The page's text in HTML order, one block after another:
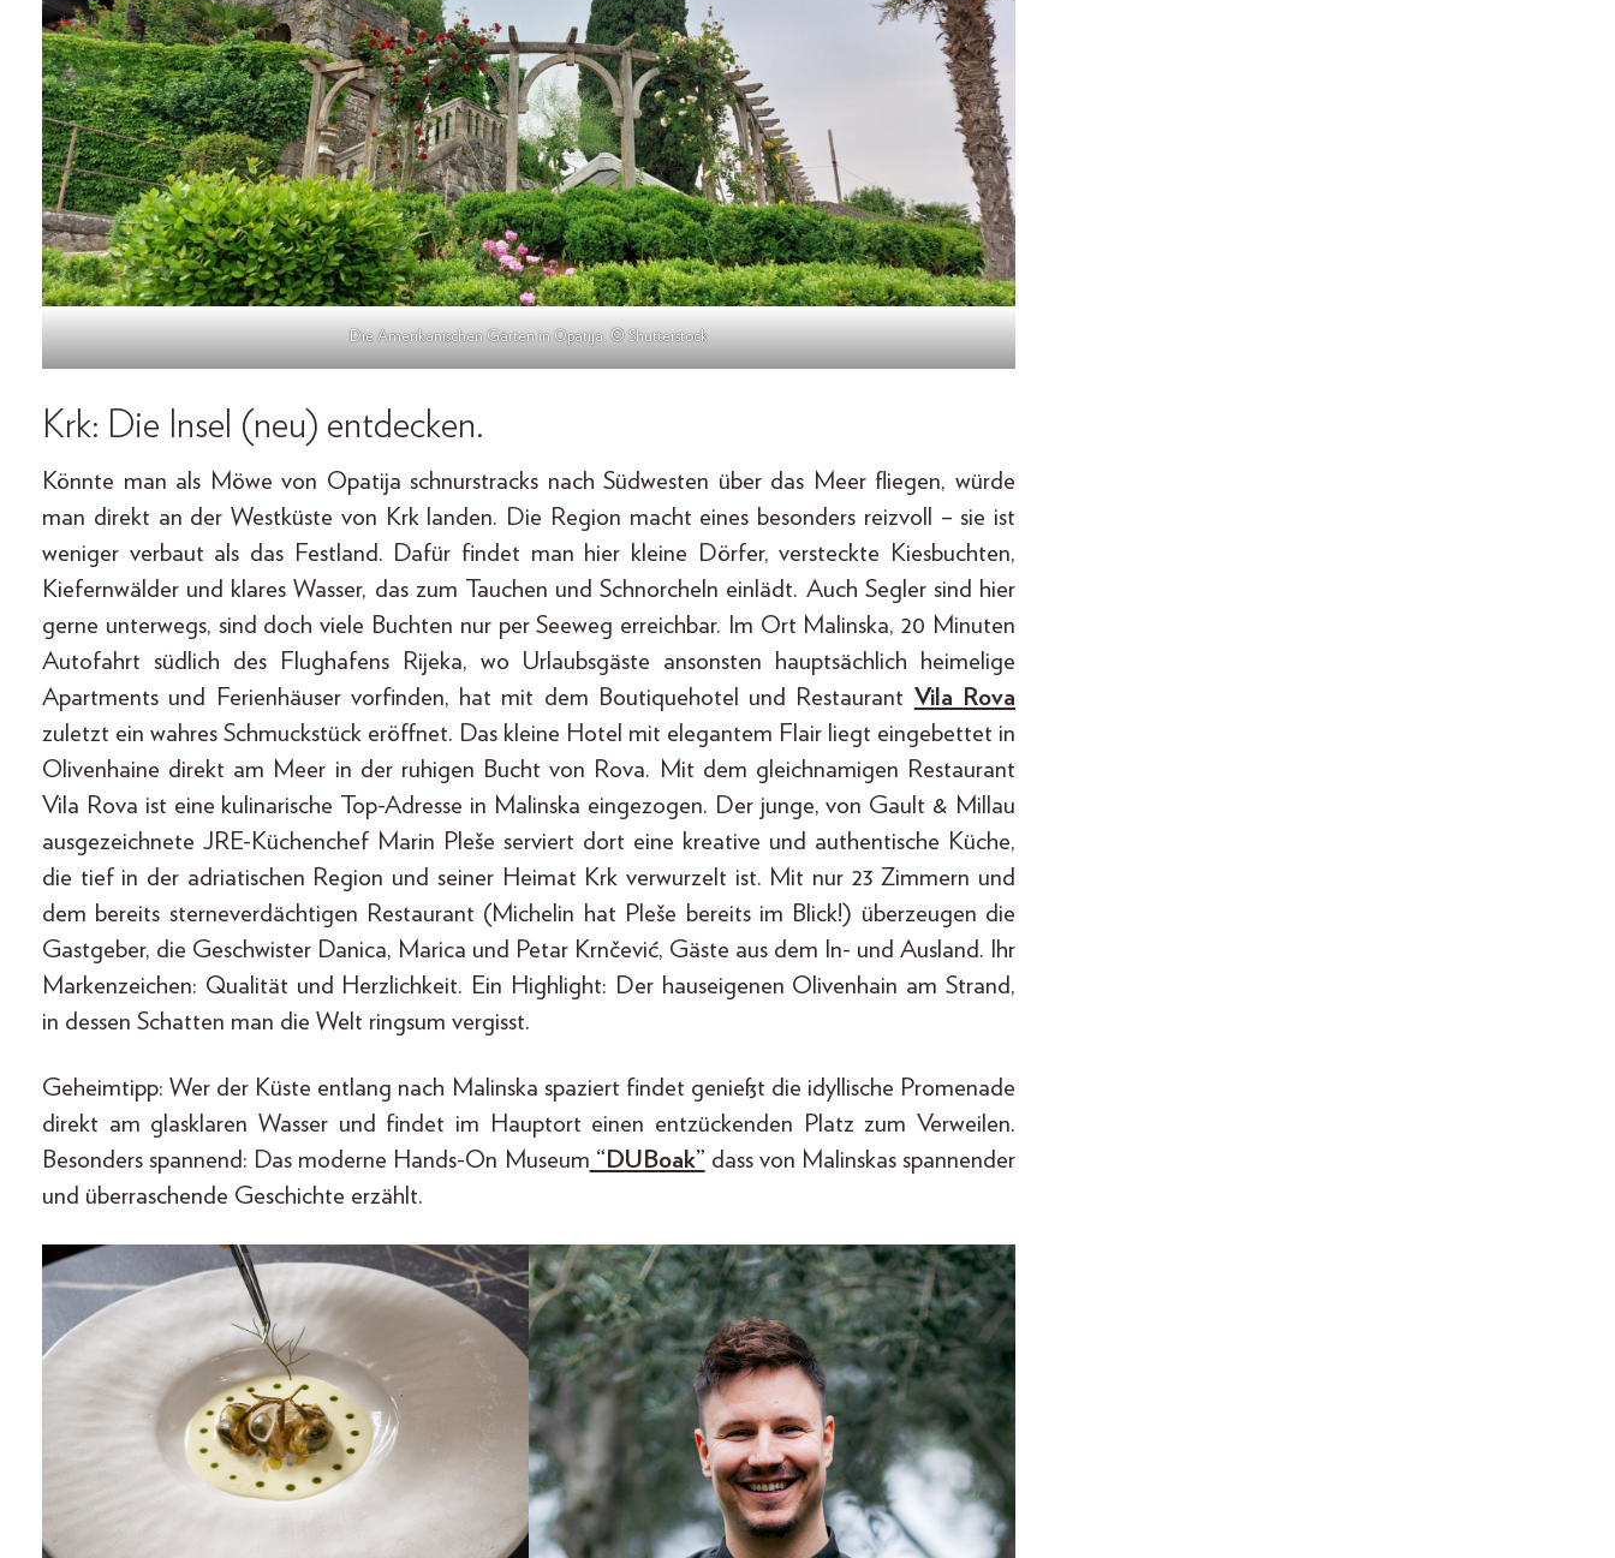
Die Amerikanischen Gärten in Opatija. © Shutterstock
Krk: Die Insel (neu) entdecken.
Könnte man als Möwe von Opatija schnurstracks nach Südwesten über das Meer fliegen, würde
man direkt an der Westküste von Krk landen. Die Region macht eines besonders reizvoll – sie ist
weniger verbaut als das Festland. Dafür findet man hier kleine Dörfer, versteckte Kiesbuchten,
Kiefernwälder und klares Wasser, das zum Tauchen und Schnorcheln einlädt. Auch Segler sind hier
gerne unterwegs, sind doch viele Buchten nur per Seeweg erreichbar. Im Ort Malinska, 20 Minuten
Autofahrt südlich des Flughafens Rijeka, wo Urlaubsgäste ansonsten hauptsächlich heimelige
Apartments und Ferienhäuser vorfinden, hat mit dem Boutiquehotel und Restaurant Vila Rova
zuletzt ein wahres Schmuckstück eröffnet. Das kleine Hotel mit elegantem Flair liegt eingebettet in
Olivenhaine direkt am Meer in der ruhigen Bucht von Rova. Mit dem gleichnamigen Restaurant
Vila Rova ist eine kulinarische Top-Adresse in Malinska eingezogen. Der junge, von Gault & Millau
ausgezeichnete JRE-Küchenchef Marin Pleše serviert dort eine kreative und authentische Küche,
die tief in der adriatischen Region und seiner Heimat Krk verwurzelt ist. Mit nur 23 Zimmern und
dem bereits sterneverdächtigen Restaurant (Michelin hat Pleše bereits im Blick!) überzeugen die
Gastgeber, die Geschwister Danica, Marica und Petar Krnčević, Gäste aus dem In- und Ausland. Ihr
Markenzeichen: Qualität und Herzlichkeit. Ein Highlight: Der hauseigenen Olivenhain am Strand,
in dessen Schatten man die Welt ringsum vergisst.
Geheimtipp: Wer der Küste entlang nach Malinska spaziert findet genießt die idyllische Promenade
direkt am glasklaren Wasser und findet im Hauptort einen entzückenden Platz zum Verweilen.
Besonders spannend: Das moderne Hands-On Museum “DUBoak” dass von Malinskas spannender
und überraschende Geschichte erzählt.